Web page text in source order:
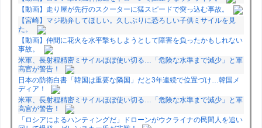
【動画】走り屋が先行のスクーターに猛スピードで突っ込む事故。
【宮崎】マジ勘弁してほしい。久しぶりに恐ろしい子供ミサイルを見
た。
【動画】仲間に花火を水平撃ちしようとして障害を負ったかもしれない
事故。
米軍、長射程精密ミサイルほぼ使い切る…「危険な水準まで減少」と軍
高官が警告！
日本の防衛白書「韓国は重要な隣国」だと3年連続で位置づけ…韓国メ
ディア！
米軍、長射程精密ミサイルほぼ使い切る…「危険な水準まで減少」と軍
高官が警告！
「ロシアによるハンティングだ」ドローンがウクライナの民間人を追い